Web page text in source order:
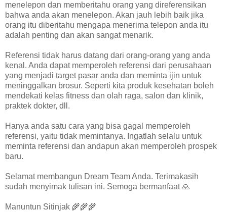
menelepon dan memberitahu orang yang direferensikan
bahwa anda akan menelepon. Akan jauh lebih baik jika
orang itu diberitahu mengapa menerima telepon anda itu
adalah penting dan akan sangat menarik.
Referensi tidak harus datang dari orang-orang yang anda
kenal. Anda dapat memperoleh referensi dari perusahaan
yang menjadi target pasar anda dan meminta ijin untuk
meninggalkan brosur. Seperti kita produk kesehatan boleh
mendekati kelas fitness dan olah raga, salon dan klinik,
praktek dokter, dll.
Hanya anda satu cara yang bisa gagal memperoleh
referensi, yaitu tidak memintanya. Ingatlah selalu untuk
meminta referensi dan andapun akan memperoleh prospek
baru.
Selamat membangun Dream Team Anda. Terimakasih
sudah menyimak tulisan ini. Semoga bermanfaat 🙏
Manuntun Sitinjak 🌾🌾🌾